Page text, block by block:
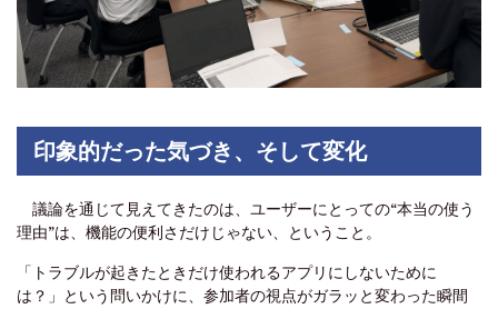
印象的だった気づき、そして変化
議論を通じて見えてきたのは、ユーザーにとっての“本当の使う
理由”は、機能の便利さだけじゃない、ということ。
「トラブルが起きたときだけ使われるアプリにしないために
は？」という問いかけに、参加者の視点がガラッと変わった瞬間